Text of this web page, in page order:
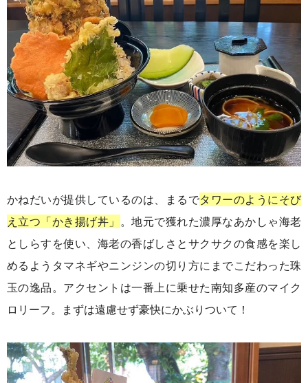
かねだいが提供しているのは、まるでタワーのようにそび
え立つ「かき揚げ丼」 。地元で獲れた濃厚なあかしゃ海老
としらすを使い、海老の香ばしさとサクサクの食感を楽し
めるようタマネギやニンジンの切り方にまでこだわった珠
玉の逸品。アクセントは一番上に乗せた南知多産のマイク
ロリーフ。まずは遠慮せず豪快にかぶりついて！